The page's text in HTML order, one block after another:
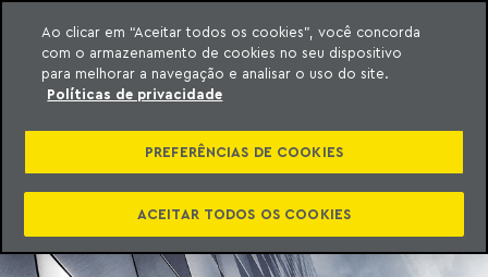
o conteúdo
Machado Meyer
Ao clicar em “Aceitar todos os cookies”, você concorda
com o armazenamento de cookies no seu dispositivo
para melhorar a navegação e analisar o uso do site.
Políticas de privacidade
PREFERÊNCIAS DE COOKIES
ACEITAR TODOS OS COOKIES